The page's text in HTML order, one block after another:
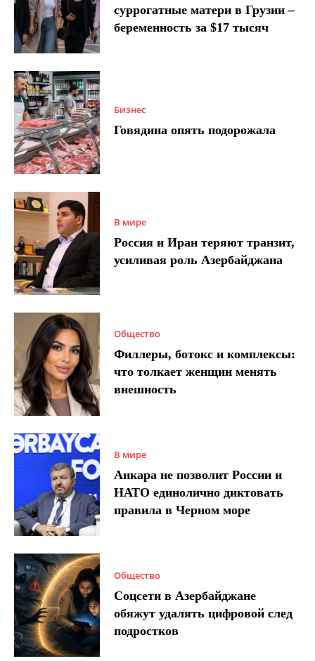
суррогатные матери в Грузии –
беременность за $17 тысяч
Бизнес
Говядина опять подорожала
В мире
Россия и Иран теряют транзит,
усиливая роль Азербайджана
Общество
Филлеры, ботокс и комплексы:
что толкает женщин менять
внешность
В мире
Анкара не позволит России и
НАТО единолично диктовать
правила в Черном море
Общество
Соцсети в Азербайджане
обяжут удалять цифровой след
подростков